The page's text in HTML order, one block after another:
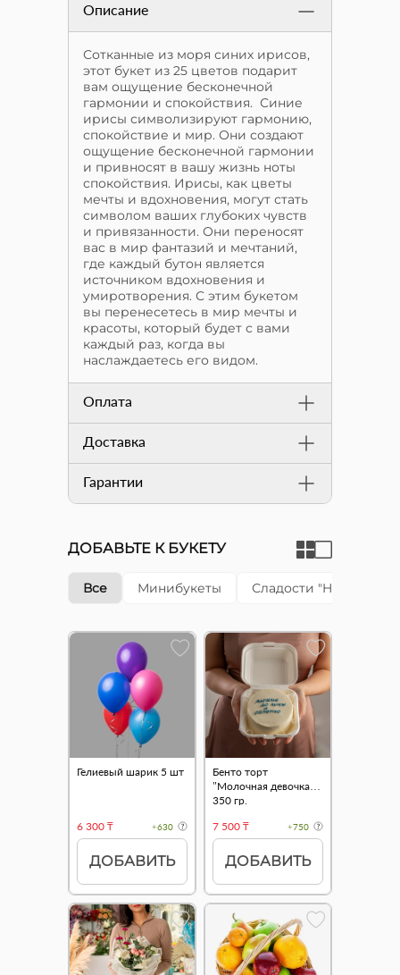
Описание
Сотканные из моря синих ирисов,
этот букет из 25 цветов подарит
вам ощущение бесконечной
гармонии и спокойствия. Синие
ирисы символизируют гармонию,
спокойствие и мир. Они создают
ощущение бесконечной гармонии
и привносят в вашу жизнь ноты
спокойствия. Ирисы, как цветы
мечты и вдохновения, могут стать
символом ваших глубоких чувств
и привязанности. Они переносят
вас в мир фантазий и мечтаний,
где каждый бутон является
источником вдохновения и
умиротворения. С этим букетом
вы перенесетесь в мир мечты и
красоты, который будет с вами
каждый раз, когда вы
наслаждаетесь его видом.
Оплата
Доставка
Гарантии
ДОБАВЬТЕ К БУКЕТУ
Все Минибукеты Сладости "Happy cake"
Гелиевый шарик 5 шт
6 300 ₸ +630
ДОБАВИТЬ
Бенто торт
"Молочная девочка"
350 гр.
7 500 ₸
+750
ДОБАВИТЬ